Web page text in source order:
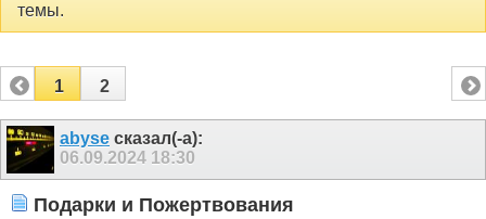
темы.
1 2
abyse сказал(-а):
06.09.2024 18:30
Подарки и Пожертвования